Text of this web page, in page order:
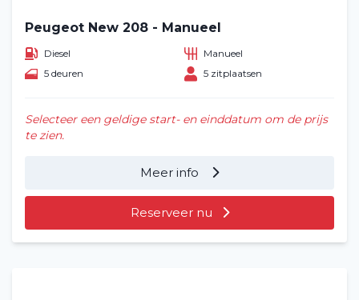
Peugeot New 208 - Manueel
Diesel
Manueel
5 deuren
5 zitplaatsen
Selecteer een geldige start- en einddatum om de prijs
te zien.
Meer info
Reserveer nu